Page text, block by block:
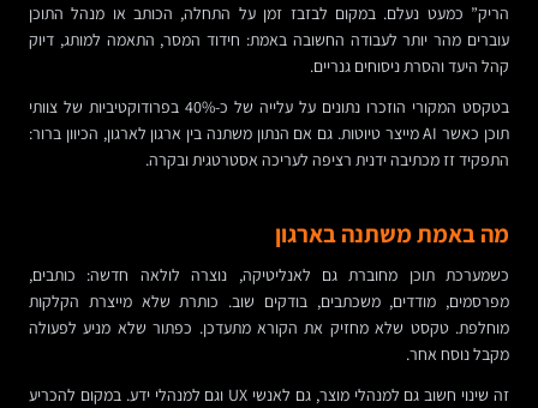
הריק” כמעט נעלם. במקום לבזבז זמן על התחלה, הכותב או מנהל התוכן
עוברים מהר יותר לעבודה החשובה באמת: חידוד המסר, התאמה למותג, דיוק
קהל היעד והסרת ניסוחים גנריים.
בטקסט המקורי הוזכרו נתונים על עלייה של כ-40% בפרודוקטיביות של צוותי
תוכן כאשר AI מייצר טיוטות. גם אם הנתון משתנה בין ארגון לארגון, הכיוון ברור:
התפקיד זז מכתיבה ידנית רציפה לעריכה אסטרטגית ובקרה.
מה באמת משתנה בארגון
כשמערכת תוכן מחוברת גם לאנליטיקה, נוצרה לולאה חדשה: כותבים,
מפרסמים, מודדים, משכתבים, בודקים שוב. כותרת שלא מייצרת הקלקות
מוחלפת. טקסט שלא מחזיק את הקורא מתעדכן. כפתור שלא מניע לפעולה
מקבל נוסח אחר.
זה שינוי חשוב גם למנהלי מוצר, גם לאנשי UX וגם למנהלי ידע. במקום להכריע